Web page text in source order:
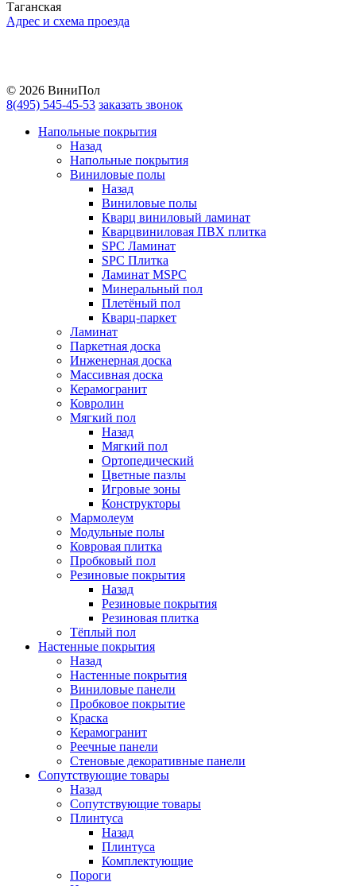
Таганская
Адрес и схема проезда
© 2026 ВиниПол
8(495) 545-45-53 заказать звонок
Напольные покрытия
Назад
Напольные покрытия
Виниловые полы
Назад
Виниловые полы
Кварц виниловый ламинат
Кварцвиниловая ПВХ плитка
SPC Ламинат
SPC Плитка
Ламинат MSPC
Минеральный пол
Плетёный пол
Кварц-паркет
Ламинат
Паркетная доска
Инженерная доска
Массивная доска
Керамогранит
Ковролин
Мягкий пол
Назад
Мягкий пол
Ортопедический
Цветные пазлы
Игровые зоны
Конструкторы
Мармолеум
Модульные полы
Ковровая плитка
Пробковый пол
Резиновые покрытия
Назад
Резиновые покрытия
Резиновая плитка
Тёплый пол
Настенные покрытия
Назад
Настенные покрытия
Виниловые панели
Пробковое покрытие
Краска
Керамогранит
Реечные панели
Стеновые декоративные панели
Сопутствующие товары
Назад
Сопутствующие товары
Плинтуса
Назад
Плинтуса
Комплектующие
Пороги